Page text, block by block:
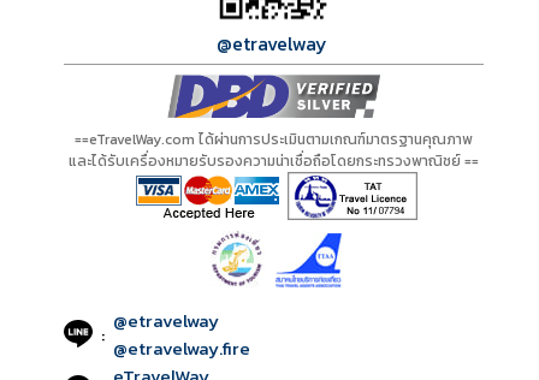
@etravelway
==eTravelWay.com ได้ผ่านการประเมินตามเกณฑ์มาตรฐานคุณภาพ
และได้รับเครื่องหมายรับรองความน่าเชื่อถือโดยกระทรวงพาณิชย์ ==
: @etravelway
@etravelway.fire